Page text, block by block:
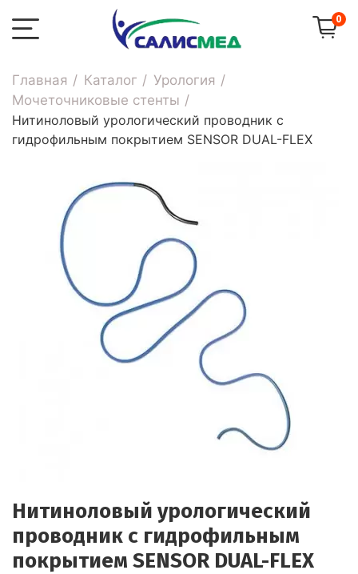
0
Главная Каталог
Урология
Мочеточниковые стенты
Нитиноловый урологический проводник с
гидрофильным покрытием SENSOR DUAL-FLEX
Нитиноловый урологический
проводник с гидрофильным
покрытием SENSOR DUAL-FLEX